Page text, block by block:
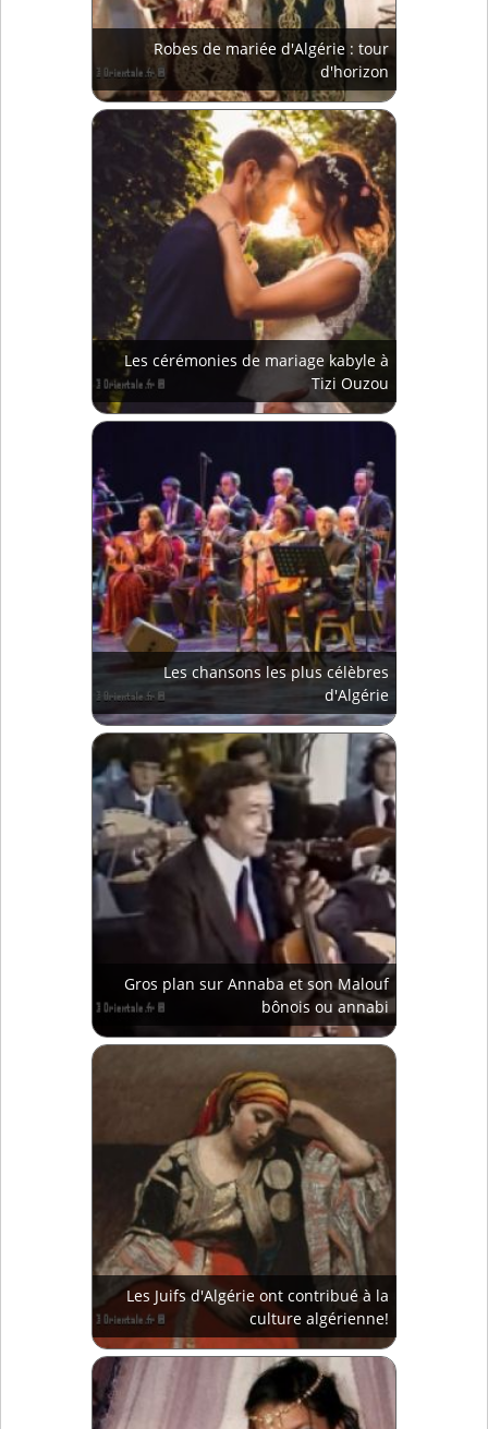
Robes de mariée d'Algérie : tour
d'horizon
Les cérémonies de mariage kabyle à
Tizi Ouzou
Les chansons les plus célèbres
d'Algérie
Gros plan sur Annaba et son Malouf
bônois ou annabi
Les Juifs d'Algérie ont contribué à la
culture algérienne!